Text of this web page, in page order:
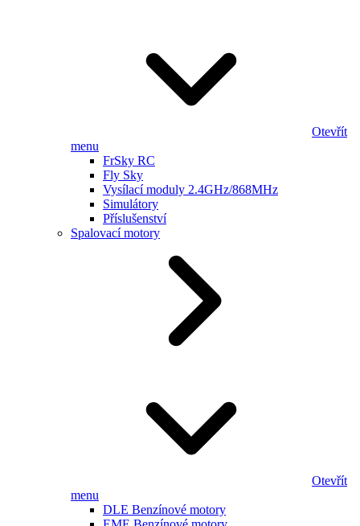
Otevřít
menu
FrSky RC
Fly Sky
Vysílací moduly 2.4GHz/868MHz
Simulátory
Příslušenství
Spalovací motory
Otevřít
menu
DLE Benzínové motory